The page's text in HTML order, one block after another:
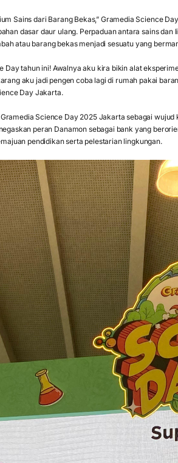
Sains dari Barang Bekas,” Gramedia Science
dasar daur ulang. Perpaduan antara sains
atau barang bekas menjadi sesuatu yang
Day tahun ini! Awalnya aku kira bikin alat
aku jadi pengen coba lagi di rumah pakai
Day Jakarta.
Science Day 2025 Jakarta sebagai
peran Danamon sebagai bank yang
pendidikan serta pelestarian lingkungan.